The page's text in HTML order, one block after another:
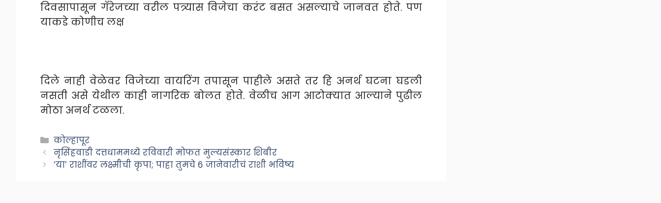
दिवसापासून गॅरेजच्या वरील पत्र्यास विजेचा करंट बसत असल्याचे जानवत होते. पण
याकडे कोणीच लक्ष
दिले नाही वेळेवर विजेच्या वायरिंग तपासून पाहीले असते तर हि अनर्थ घटना घडली
नसती असे येथील काही नागरिक बोलत होते. वेळीच आग आटोक्यात आल्याने पुढील
मोठा अनर्थ टळला.
Categories
कोल्हापूर
नृसिंहवाडी दत्तधाममध्ये रविवारी मोफत मुल्यसंस्कार शिबीर
‘या’ राशींवर लक्ष्मीची कृपा; पाहा तुमचे 6 जानेवारीचं राशी भविष्य